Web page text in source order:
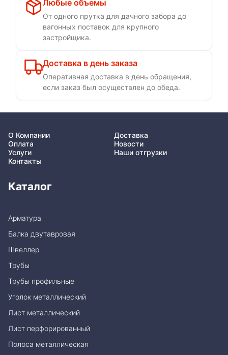
Любые объемы
От одного прутка для дачного забора до
вагонных поставок для крупного
застройщика.
Доставка в день заказа
Оперативная доставка в день обращения,
если заказ был осуществлен до обеда.
О Компании
Доставка
Оплата
Новости
Услуги
Наши отгрузки
Контакты
Каталог
Арматура
Балка двутавровая
Швеллер
Трубы
Трубы профильные
Уголок металлический
Лист металлический
Лист перфорированный
Полоса металлическая